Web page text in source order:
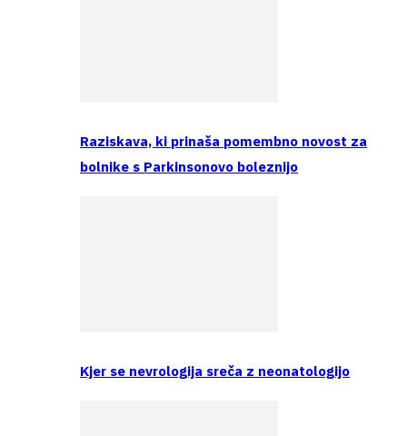
Raziskava, ki prinaša pomembno novost za
bolnike s Parkinsonovo boleznijo
Kjer se nevrologija sreča z neonatologijo